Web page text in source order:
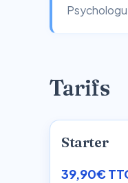
Tarifs
Starter
39,90€